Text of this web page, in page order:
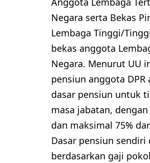
Negara serta Bekas
Lembaga Tinggi/
bekas anggota
Negara. Menurut UU
pensiun anggota DPR
dasar pensiun untuk
masa jabatan,
dan maksimal 75%
Dasar pensiun
berdasarkan gaji